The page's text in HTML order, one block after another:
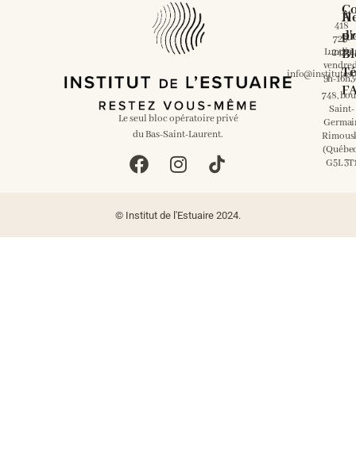
Le seul bloc opératoire privé
du Bas-Saint-Laurent.
À
418
723-
2429
748,
Saint-
G5L
Lundi
9h-
© Institut de l'Estuaire 2024.